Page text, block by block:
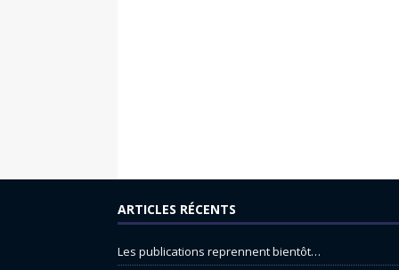
ARTICLES RÉCENTS
Les publications reprennent bientôt…